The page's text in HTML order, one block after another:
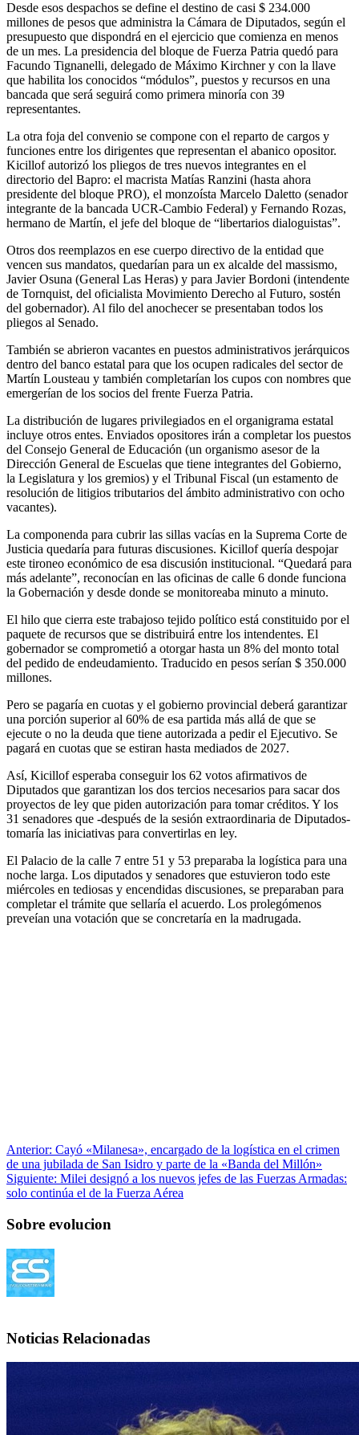
Desde esos despachos se define el destino de casi $ 234.000
millones de pesos que administra la Cámara de Diputados, según el
presupuesto que dispondrá en el ejercicio que comienza en menos
de un mes. La presidencia del bloque de Fuerza Patria quedó para
Facundo Tignanelli, delegado de Máximo Kirchner y con la llave
que habilita los conocidos “módulos”, puestos y recursos en una
bancada que será seguirá como primera minoría con 39
representantes.
La otra foja del convenio se compone con el reparto de cargos y
funciones entre los dirigentes que representan el abanico opositor.
Kicillof autorizó los pliegos de tres nuevos integrantes en el
directorio del Bapro: el macrista Matías Ranzini (hasta ahora
presidente del bloque PRO), el monzoísta Marcelo Daletto (senador
integrante de la bancada UCR-Cambio Federal) y Fernando Rozas,
hermano de Martín, el jefe del bloque de “libertarios dialoguistas”.
Otros dos reemplazos en ese cuerpo directivo de la entidad que
vencen sus mandatos, quedarían para un ex alcalde del massismo,
Javier Osuna (General Las Heras) y para Javier Bordoni (intendente
de Tornquist, del oficialista Movimiento Derecho al Futuro, sostén
del gobernador). Al filo del anochecer se presentaban todos los
pliegos al Senado.
También se abrieron vacantes en puestos administrativos jerárquicos
dentro del banco estatal para que los ocupen radicales del sector de
Martín Lousteau y también completarían los cupos con nombres que
emergerían de los socios del frente Fuerza Patria.
La distribución de lugares privilegiados en el organigrama estatal
incluye otros entes. Enviados opositores irán a completar los puestos
del Consejo General de Educación (un organismo asesor de la
Dirección General de Escuelas que tiene integrantes del Gobierno,
la Legislatura y los gremios) y el Tribunal Fiscal (un estamento de
resolución de litigios tributarios del ámbito administrativo con ocho
vacantes).
La componenda para cubrir las sillas vacías en la Suprema Corte de
Justicia quedaría para futuras discusiones. Kicillof quería despojar
este tironeo económico de esa discusión institucional. “Quedará para
más adelante”, reconocían en las oficinas de calle 6 donde funciona
la Gobernación y desde donde se monitoreaba minuto a minuto.
El hilo que cierra este trabajoso tejido político está constituido por el
paquete de recursos que se distribuirá entre los intendentes. El
gobernador se comprometió a otorgar hasta un 8% del monto total
del pedido de endeudamiento. Traducido en pesos serían $ 350.000
millones.
Pero se pagaría en cuotas y el gobierno provincial deberá garantizar
una porción superior al 60% de esa partida más allá de que se
ejecute o no la deuda que tiene autorizada a pedir el Ejecutivo. Se
pagará en cuotas que se estiran hasta mediados de 2027.
Así, Kicillof esperaba conseguir los 62 votos afirmativos de
Diputados que garantizan los dos tercios necesarios para sacar dos
proyectos de ley que piden autorización para tomar créditos. Y los
31 senadores que -después de la sesión extraordinaria de Diputados-
tomaría las iniciativas para convertirlas en ley.
El Palacio de la calle 7 entre 51 y 53 preparaba la logística para una
noche larga. Los diputados y senadores que estuvieron todo este
miércoles en tediosas y encendidas discusiones, se preparaban para
completar el trámite que sellaría el acuerdo. Los prolegómenos
preveían una votación que se concretaría en la madrugada.
Anterior: Cayó «Milanesa», encargado de la logística en el crimen
de una jubilada de San Isidro y parte de la «Banda del Millón»
Siguiente: Milei designó a los nuevos jefes de las Fuerzas Armadas:
solo continúa el de la Fuerza Aérea
Sobre evolucion
Noticias Relacionadas